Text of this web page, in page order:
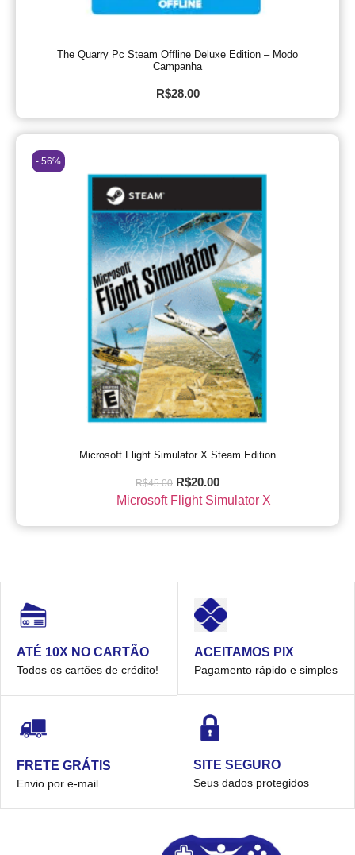
The Quarry Pc Steam Offline Deluxe Edition – Modo
Campanha
R$28.00
- 56%
Microsoft Flight Simulator X Steam Edition
R$45.00 R$20.00
Microsoft Flight Simulator X
ATÉ 10X NO CARTÃO
Todos os cartões de crédito!
ACEITAMOS PIX
Pagamento rápido e simples
FRETE GRÁTIS
Envio por e-mail
SITE SEGURO
Seus dados protegidos